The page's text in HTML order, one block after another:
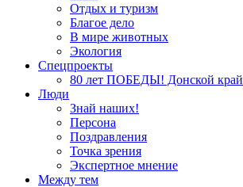
Отдых и туризм
Благое дело
В мире животных
Экология
Спецпроекты
80 лет ПОБЕДЫ! Донской край
Люди
Знай наших!
Персона
Поздравления
Точка зрения
Экспертное мнение
Между тем